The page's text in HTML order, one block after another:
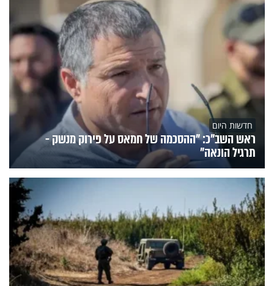
חדשות היום
ראש השב"כ: "ההסכמה של חמאס על פירוק מנשק -
תרגיל הונאה"